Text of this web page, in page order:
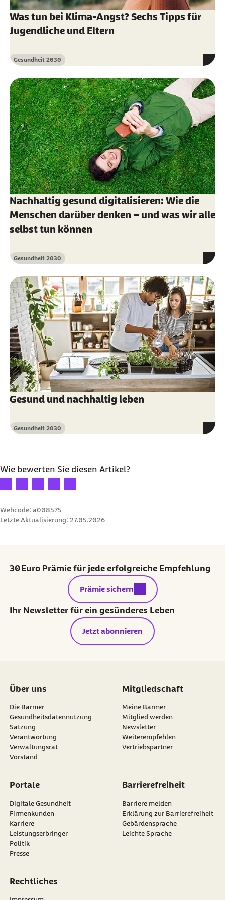
Was tun bei Klima-Angst? Sechs Tipps für
Jugendliche und Eltern
Kategorie
Gesundheit 2030
Nachhaltig gesund digitalisieren: Wie die
Menschen darüber denken – und was wir alle
selbst tun können
Kategorie
Gesundheit 2030
Gesund und nachhaltig leben
Kategorie
Gesundheit 2030
Wie bewerten Sie diesen Artikel?
Ihre Bewertung: 1 Stern
Ihre Bewertung: 2 Sterne
Ihre Bewertung: 3 Sterne
Ihre Bewertung: 4 Sterne
Ihre Bewertung: 5 Sterne
Webcode: a008575
Letzte Aktualisierung: 27.05.2026
30 Euro Prämie für jede erfolgreiche Empfehlung
externer Link:
Prämie sichern
Ihr Newsletter für ein gesünderes Leben
Jetzt abonnieren
Über uns
Die Barmer
Gesundheitsdatennutzung
Satzung
Verantwortung
Verwaltungsrat
Vorstand
Mitgliedschaft
Meine Barmer
Mitglied werden
Newsletter
externer Link:
Weiterempfehlen
Vertriebspartner
Portale
Digitale Gesundheit
Firmenkunden
Karriere
Leistungserbringer
Politik
Presse
Barrierefreiheit
Barriere melden
Erklärung zur Barrierefreiheit
Gebärdensprache
Leichte Sprache
Rechtliches